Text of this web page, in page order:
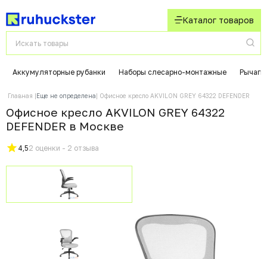
Каталог товаров
Аккумуляторные рубанки Наборы слесарно-монтажные
Главная Еще не определена Офисное кресло AKVILON GREY 64322 DEFENDER
Офисное кресло AKVILON GREY 64322
DEFENDER в Москвe
4,52 оценки - 2 отзыва